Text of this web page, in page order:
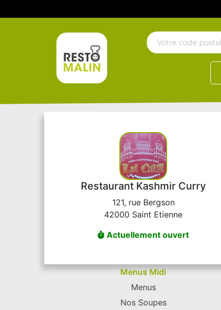
Restaurant Kashmir Curry
121, rue Bergson
42000 Saint Etienne
Actuellement ouvert
Menus Midi
Menus
Nos Soupes